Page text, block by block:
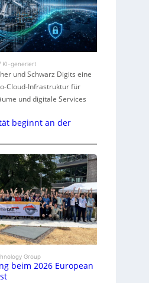
KI-generiert
und Schwarz Digits eine
Cloud-Infrastruktur für
und digitale Services
beginnt an der
Group
beim 2026 European